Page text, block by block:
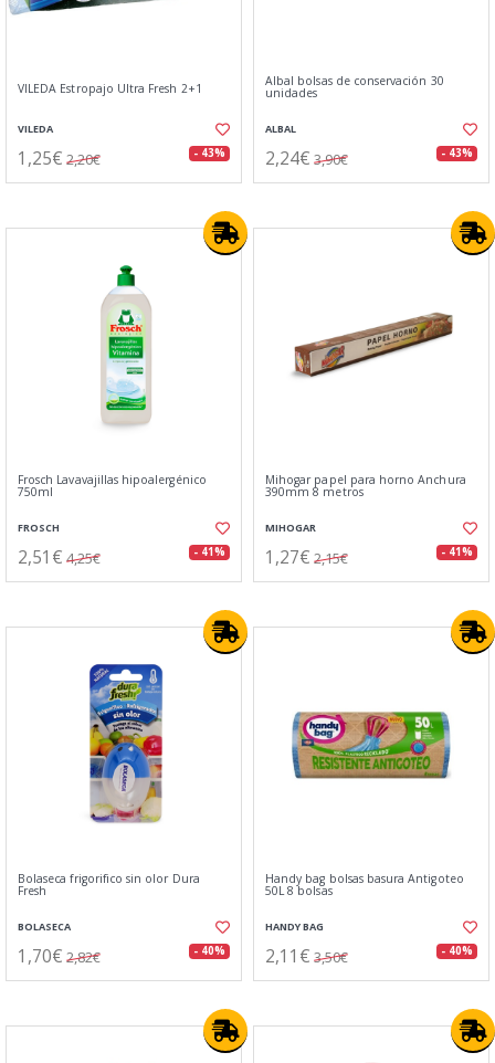
VILEDA Estropajo Ultra Fresh 2+1
VILEDA
1,25€ 2,20€ - 43%
Albal bolsas de conservación 30
unidades
ALBAL
2,24€ 3,90€ - 43%
Frosch Lavavajillas hipoalergénico
750ml
FROSCH
2,51€ 4,25€ - 41%
Mihogar papel para horno Anchura
390mm 8 metros
MIHOGAR
1,27€ 2,15€ - 41%
Bolaseca frigorifico sin olor Dura
Fresh
BOLASECA
1,70€ 2,82€ - 40%
Handy bag bolsas basura Antigoteo
50L 8 bolsas
HANDY BAG
2,11€ 3,50€ - 40%